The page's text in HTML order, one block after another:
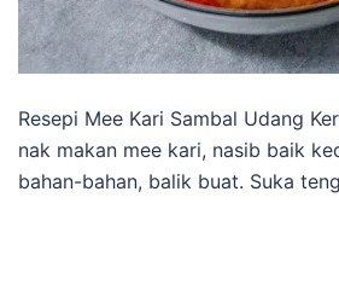
Resepi Mee Kari Sambal Udang
nak makan mee kari, nasib baik
bahan-bahan, balik buat. Suka